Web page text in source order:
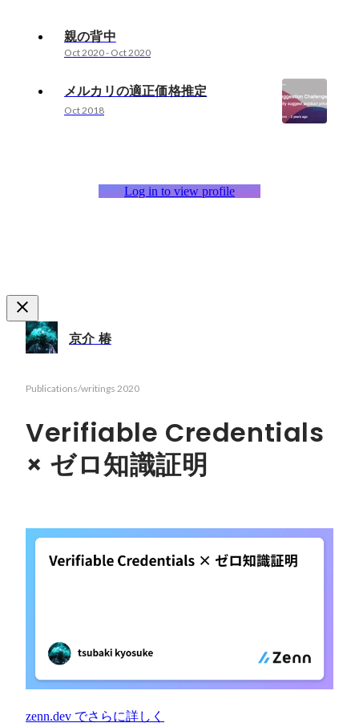
親の背中
Oct 2020- Oct 2020
メルカリの適正価格推定
Oct 2018
Log in to view profile
京介 椿
Publications/writings 2020
Verifiable Credentials
× ゼロ知識証明
zenn.dev でさらに詳しく